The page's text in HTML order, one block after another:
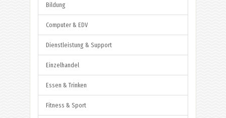
Bildung
Computer & EDV
Dienstleistung & Support
Einzelhandel
Essen & Trinken
Fitness & Sport